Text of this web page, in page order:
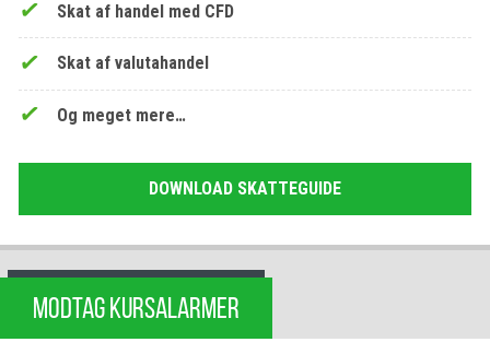
Skat af handel med CFD
Skat af valutahandel
Og meget mere…
DOWNLOAD SKATTEGUIDE
MODTAG KURSALARMER